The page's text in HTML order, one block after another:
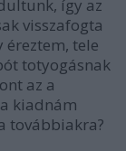
így az
visszafogta
éreztem, tele
totyogásnak
az a
kiadnám
továbbiakra?